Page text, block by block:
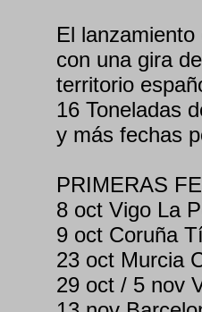
El lanzamiento
con una gira
territorio
16 Toneladas
y más fechas
PRIMERAS
8 oct Vigo La
9 oct Coruña
23 oct Murcia
29 oct / 5 nov